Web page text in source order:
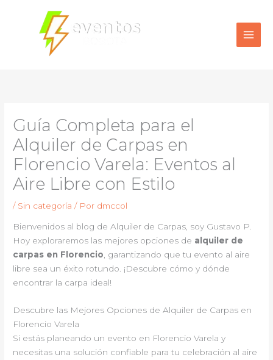
contenido
Guía Completa para el
Alquiler de Carpas en
Florencio Varela: Eventos al
Aire Libre con Estilo
/ Sin categoría / Por dmccol
Bienvenidos al blog de Alquiler de Carpas, soy Gustavo P.
Hoy exploraremos las mejores opciones de alquiler de
carpas en Florencio, garantizando que tu evento al aire
libre sea un éxito rotundo. ¡Descubre cómo y dónde
encontrar la carpa ideal!
Descubre las Mejores Opciones de Alquiler de Carpas en
Florencio Varela
Si estás planeando un evento en Florencio Varela y
necesitas una solución confiable para tu celebración al aire